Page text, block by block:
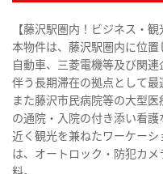
【藤沢駅圏内！ビジネス・
本物件は、藤沢駅圏内に位
自動車、三菱電機等及び関
伴う長期滞在の拠点として最
また藤沢市民病院等の大型
の通院・入院の付き添い看
近く観光を兼ねたワーケー
は、オートロック・防犯カ
料。